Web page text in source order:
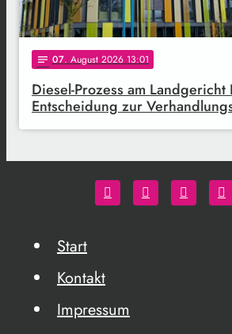
notes 07. August 2026 13:01
Diesel-Prozess am
Entscheidung zur
Start
Kontakt
Impressum